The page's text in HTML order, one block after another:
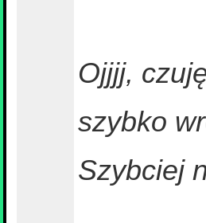
Ojjjj,
szybko
Szybciej